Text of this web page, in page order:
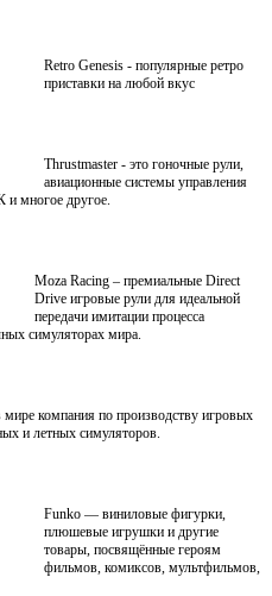
Retro Genesis - популярные ретро
приставки на любой вкус
Thrustmaster - это гоночные рули,
авиационные системы управления
многое другое.
Moza Racing – премиальные Direct
Drive игровые рули для идеальной
передачи имитации процесса
симуляторах мира.
компания по производству игровых
и летных симуляторов.
Funko — виниловые фигурки,
плюшевые игрушки и другие
товары, посвящённые героям
фильмов, комиксов, мультфильмов,